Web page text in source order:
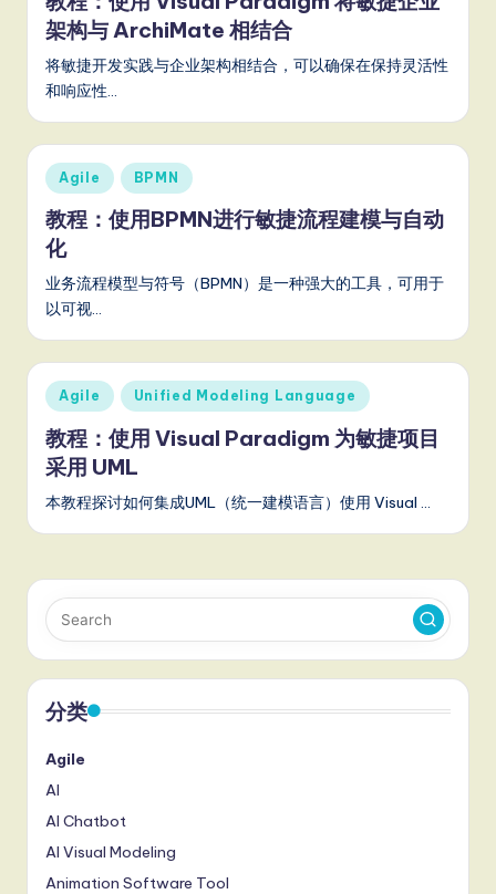
it
a
In
n
o
v
a
ti
o
n
架构与 ArchiMate 相结合
将敏捷开发实践与企业架构相结合，可以确保在保持灵活性
和响应性…
Posted
in
Agile BPMN
教程：使用BPMN进行敏捷流程建模与自动
化
业务流程模型与符号（BPMN）是一种强大的工具，可用于
以可视…
Posted
Agile Unified Modeling Language
教程：使用 Visual Paradigm 为敏捷项目
采用 UML
本教程探讨如何集成UML（统一建模语言）使用 Visual …
分类
Agile
AI
AI Chatbot
AI Visual Modeling
Animation Software Tool